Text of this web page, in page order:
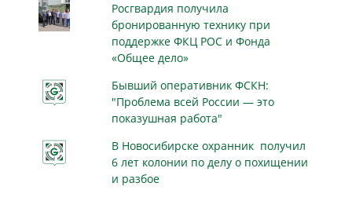
Росгвардия получила
бронированную технику при
поддержке ФКЦ РОС и Фонда
«Общее дело»
Бывший оперативник ФСКН:
"Проблема всей России — это
показушная работа"
В Новосибирске охранник получил
6 лет колонии по делу о похищении
и разбое